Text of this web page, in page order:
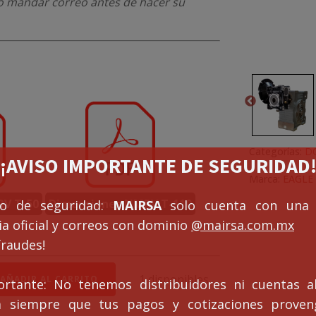
IMPORTANTE DE
de seguridad: MAIRSAsolo cuenta con una
oficial y correos con dominio @mairsa.com.mx
No tenemos distribuidores ni cuentas
siempre que tus pagos y cotizaciones
T-50 Dimensiones NMRV T-110
110
AÑADIR AL CARRITO 1 disponibles
Categorías: